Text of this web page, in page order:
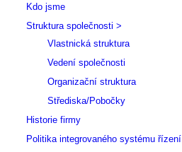
Kdo jsme
Struktura společnosti >
Vlastnická struktura
Vedení společnosti
Organizační struktura
Střediska/Pobočky
Historie firmy
Politika integrovaného systému řízení